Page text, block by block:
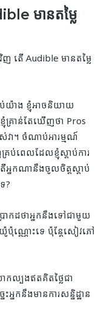
មានតម្លៃ
ើ Audible មាន​តម្លៃ​
យ៉ាង ខ្ញុំអាចនិយាយ
គ្រាន់តែឃើញថា Pros
ា។ ចំណាប់អារម្មណ៍
ប់ពេលដែលខ្ញុំស្តាប់ការ
នកណានឹងចូលចិត្តស្តាប់
?
ាកដថាអ្នកនឹងទៅជាមួយ
ប៉ុណ្ណោះទេ ប៉ុន្តែសៀវភៅ
កល្បងឥតគិតថ្លៃជា
កនឹងមានការសន្និដ្ឋាន